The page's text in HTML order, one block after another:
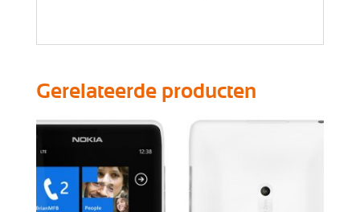
Gerelateerde producten